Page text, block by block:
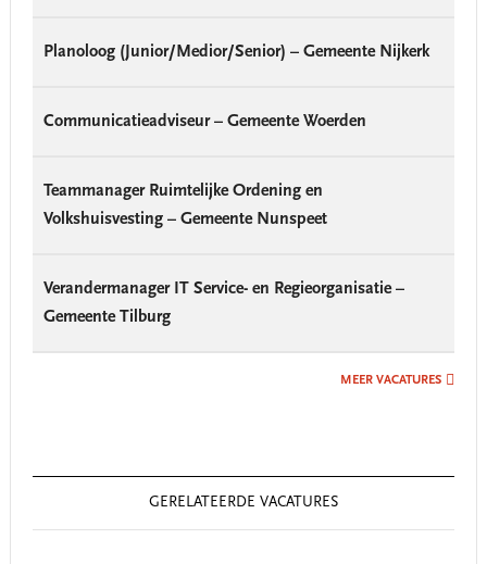
Planoloog (Junior/Medior/Senior) – Gemeente Nijkerk
Communicatieadviseur – Gemeente Woerden
Teammanager Ruimtelijke Ordening en
Volkshuisvesting – Gemeente Nunspeet
Verandermanager IT Service- en Regieorganisatie –
Gemeente Tilburg
MEER VACATURES
GERELATEERDE VACATURES